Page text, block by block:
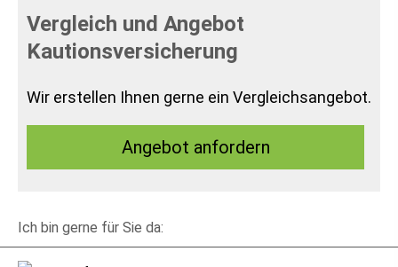
Vergleich und Angebot
Kautionsversicherung
Wir erstellen Ihnen gerne ein Vergleichsangebot.
An­ge­bot an­for­dern
Ich bin gerne für Sie da: